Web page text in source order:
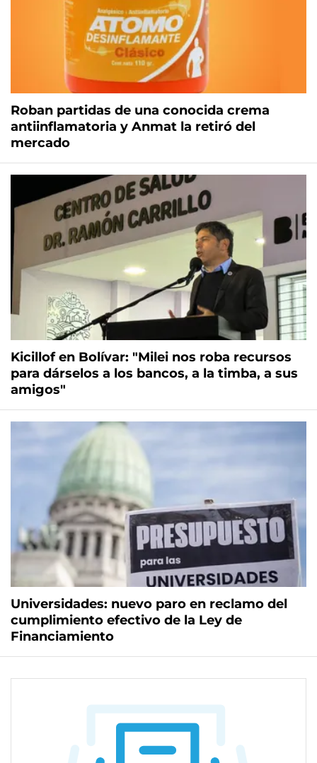
Roban partidas de una conocida crema
antiinflamatoria y Anmat la retiró del
mercado
Kicillof en Bolívar: "Milei nos roba recursos
para dárselos a los bancos, a la timba, a sus
amigos"
Universidades: nuevo paro en reclamo del
cumplimiento efectivo de la Ley de
Financiamiento